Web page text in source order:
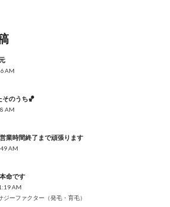
AM
そのうち🏀
AM
業時間終了まで頑張ります
AM
命です
AM
ジーファクター（発毛・育毛）